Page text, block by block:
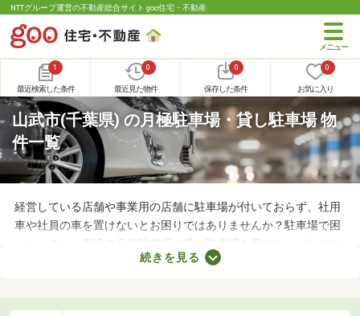
NTTグループ運営の不動産総合サイト goo住宅・不動産
1
最近検索した条件
0
最近見た物件
0
保存した条件
0
お気に入り
山武市(千葉県) の月極駐車場・貸し駐車場 物
件一覧
経営している店舗や事業用の店舗に駐車場が付いておらず、社用
車や社員の車を置けないとお困りではありませんか？駐車場で困
ったときは、周辺の月極駐車場や貸し駐車場を探すことがおすす
め。店舗や事務所から近い場所に駐車スペースを確保できれば、
介するので、立地をチェックしてみましょう。
続きを見る